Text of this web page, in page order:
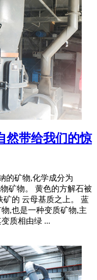
然带给我们的惊
的矿物,化学成分为
矿物。 黄色的方解石被
矿的 云母基质之上。 蓝
,也是一种变质矿物,主
质相由绿 ...